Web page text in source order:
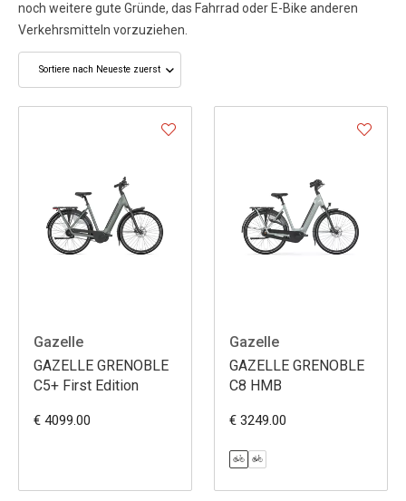
noch weitere gute Gründe, das Fahrrad oder E-Bike anderen
Verkehrsmitteln vorzuziehen.
Gazelle
GAZELLE GRENOBLE
C5+ First Edition
€ 4099.00
Gazelle
GAZELLE GRENOBLE
C8 HMB
€ 3249.00